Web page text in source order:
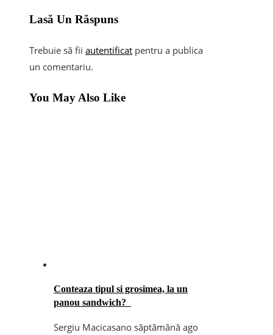
Lasă Un Răspuns
Trebuie să fii autentificat pentru a publica
un comentariu.
You May Also Like
Conteaza tipul si grosimea, la un
panou sandwich?
Sergiu Macicasano săptămână ago